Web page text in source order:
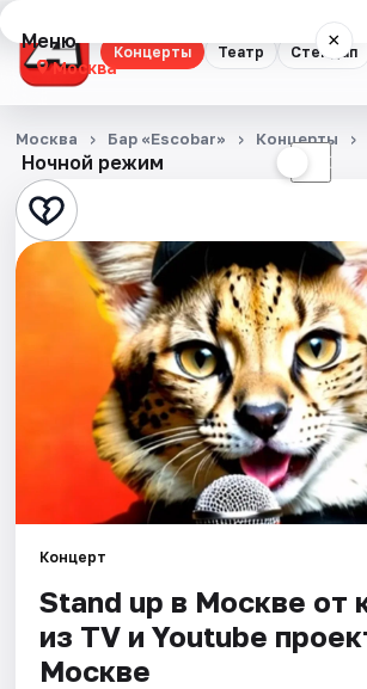
Концерты Театр Стендап
Меню ×
Москва
Концерты
Театр
Стендап
Выставки
Экскурсии
События
Города
Площадки
Ночной режим ☾
Москва Бар «Escobar» Концерты
Концерт
Stand up в Москве от
из TV и Youtube
Москве